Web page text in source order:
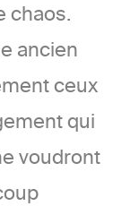
chaos.
ancien
ceux
qui
voudront